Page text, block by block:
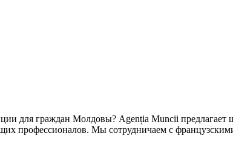
для граждан Молдовы? Agenția Muncii
профессионалов. Мы сотрудничаем с